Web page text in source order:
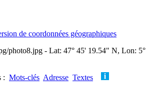
de coordonnées géographiques
photo8.jpg - Lat: 47° 45' 19.54" N, Lon: 5°
: Mots-clés Adresse Textes